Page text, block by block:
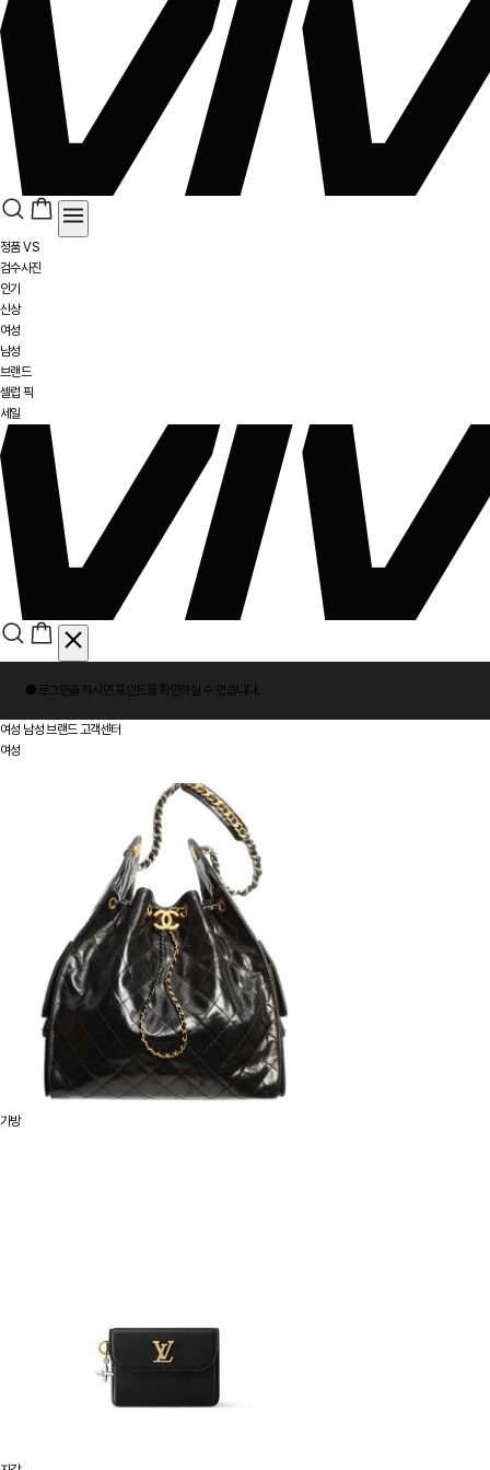
정품 VS
검수사진
인기
신상
여성
남성
브랜드
셀럽 픽
세일
그
인
● 로그인을 하시면 포인트 를 확인하실 수 있습니다.
여성 남성 브랜드 고객센터
여성
가방